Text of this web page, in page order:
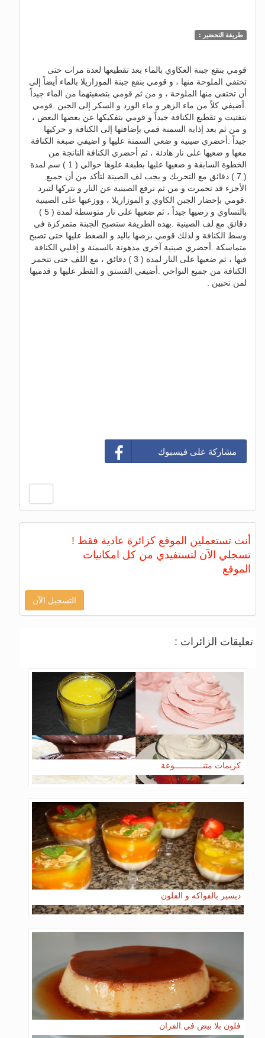
طريقة التحضير :
قومي بنقع جبنة العكاوي بالماء بعد تقطيعها لعدة مرات حتى
تختفي الملوحة منها ، و قومي بنقع جبنة الموزاريلا بالماء أيضاً إلى
أن تختفي منها الملوحة ، و من ثم قومي بتصفيتهما من الماء جيداً
.أضيفي كلاً من ماء الزهر و ماء الورد و السكر إلى الجبن .قومي
بتفتيت و تقطيع الكنافة جيداً و قومي بتفكيكها عن بعضها البعض ،
و من ثم بعد إذابة السمنة قمي بإضافتها إلى الكنافة و حركيها
جيداً .أحضري صينية و ضعي السمنة عليها و اضيفي صبغة الكنافة
معها و ضعيها على نار هادئة ، ثم أحضري الكنافة النانجة من
الخطوة السابقة و ضعيها عليها بطبقة علوها حوالي ( 1 ) سم لمدة
( 7 ) دقائق مع التحريك و يجب لف الصينة لتأكد من أن جميع
الأجزء قد تحمرت و من ثم نرفع الصينية عن النار و نتركها لتبرد
.قومي بإحضار الجبن الكاوي و الموزاريلا ، ووزعيها على الصينية
بالتساوي و رصيها جيداً ، ثم ضعيها على نار متوسطة لمدة ( 5 )
دقائق مع لف الصينية .بهذه الطريقة ستصبح الجبنة متمركزة في
وسط الكنافة و لذلك قومي برصها باليد و الضغط عليها حتى تصبح
متماسكة .أحضري صينية آخرى مدهونة بالسمنة و إقلبي الكنافة
فيها ، ثم ضعيها على النار لمدة ( 3 ) دقائق ، مع اللف حتى تتحمر
الكنافة من جميع النواحي .أضيفي الفستق و القطر عليها و قدميها
لمن تحبين .
مشاركة على فيسبوك
أنت تستعملين الموقع كزائرة عادية فقط !
تسجلي الآن لتستفيدي من كل امكانيات
الموقع
التسجيل الآن
تعليقات الزائرات :
كريمات متنــــــــــــوعة
ديسير بالفواكه و الفلون
فلون بلا بيض في الفران